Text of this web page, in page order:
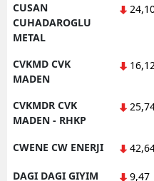
CUSAN
CUHADAROGLU
METAL
CVKMD CVK
MADEN
CVKMDR CVK
MADEN - RHKP
CWENE CW ENERJI
DAGI DAGI GIYIM 9,47